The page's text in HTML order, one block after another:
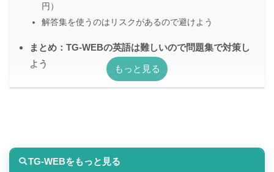
円）
解答集を使うのはリスクがあるので避けよう
まとめ：TG-WEBの英語は難しいので問題集で対策し
よう
TG-WEBをもっと見る